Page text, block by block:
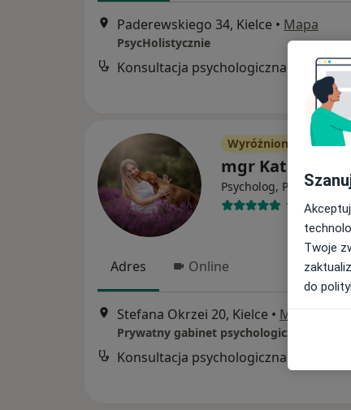
Paderewskiego 34, Kielce • Mapa
PsycHolistycznie
Konsultacja psychologiczna
Wyróżniony
mgr Katarzyna
Psycholog,
136 opinii
Adres Online
Stefana Okrzei 20, Kielce • Mapa
Prywatny gabinet psychologiczny
Konsultacja psychologiczna
Twoje
do